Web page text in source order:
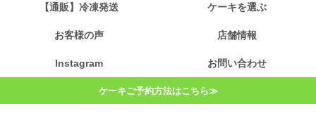
【通販】冷凍発送 ケーキを選ぶ
お客様の声 店舗情報
Instagram お問い合わせ
ケーキご予約方法はこちら≫